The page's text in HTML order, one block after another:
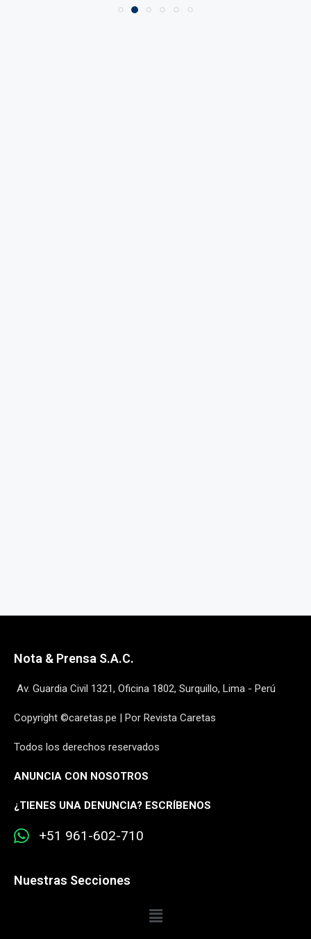
Nota & Prensa S.A.C.
Av. Guardia Civil 1321, Oficina 1802, Surquillo, Lima - Perú
Copyright ©caretas.pe | Por Revista Caretas
Todos los derechos reservados
ANUNCIA CON NOSOTROS
¿TIENES UNA DENUNCIA? ESCRÍBENOS
+51 961-602-710
Nuestras Secciones